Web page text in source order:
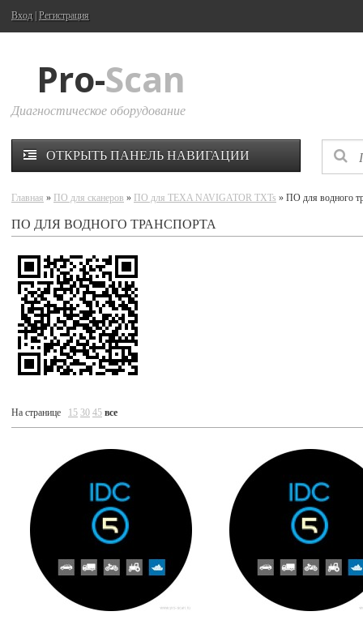
Вход Регистрация
Pro-Scan
Диагностическое оборудование
ОТКРЫТЬ ПАНЕЛЬ НАВИГАЦИИ
Главная » ПО для сканеров » ПО для TEXA NAVIGATOR TXTs » ПО для водного
ПО ДЛЯ ВОДНОГО ТРАНСПОРТА
На странице 15 30 45 все